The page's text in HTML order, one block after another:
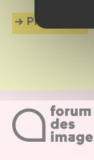
Plus d'info